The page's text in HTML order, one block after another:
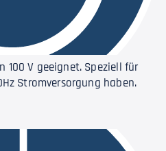
100 V geeignet. Speziell für
Stromversorgung haben.